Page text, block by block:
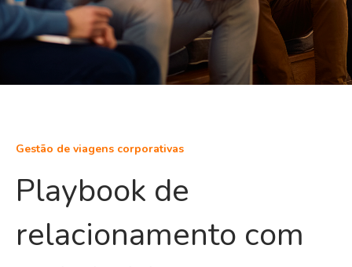
Gestão de viagens corporativas
Playbook de
relacionamento com